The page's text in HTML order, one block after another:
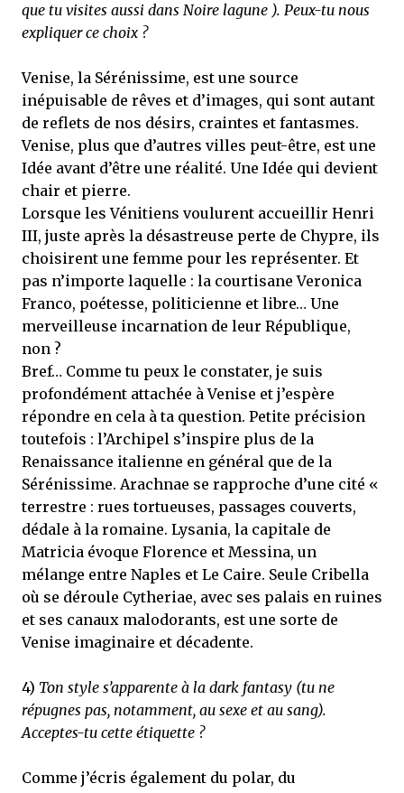
que tu visites aussi dans Noire lagune ). Peux-tu nous
expliquer ce choix ?
Venise, la Sérénissime, est une source
inépuisable de rêves et d’images, qui sont autant
de reflets de nos désirs, craintes et fantasmes.
Venise, plus que d’autres villes peut-être, est une
Idée avant d’être une réalité. Une Idée qui devient
chair et pierre.
Lorsque les Vénitiens voulurent accueillir Henri
III, juste après la désastreuse perte de Chypre, ils
choisirent une femme pour les représenter. Et
pas n’importe laquelle : la courtisane Veronica
Franco, poétesse, politicienne et libre… Une
merveilleuse incarnation de leur République,
non ?
Bref… Comme tu peux le constater, je suis
profondément attachée à Venise et j’espère
répondre en cela à ta question. Petite précision
toutefois : l’Archipel s’inspire plus de la
Renaissance italienne en général que de la
Sérénissime. Arachnae se rapproche d’une cité «
terrestre : rues tortueuses, passages couverts,
dédale à la romaine. Lysania, la capitale de
Matricia évoque Florence et Messina, un
mélange entre Naples et Le Caire. Seule Cribella
où se déroule Cytheriae, avec ses palais en ruines
et ses canaux malodorants, est une sorte de
Venise imaginaire et décadente.
4) Ton style s’apparente à la dark fantasy (tu ne
répugnes pas, notamment, au sexe et au sang).
Acceptes-tu cette étiquette ?
Comme j’écris également du polar, du